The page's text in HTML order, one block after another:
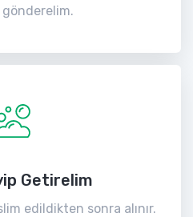
Getirelim
edildikten sonra alınır.